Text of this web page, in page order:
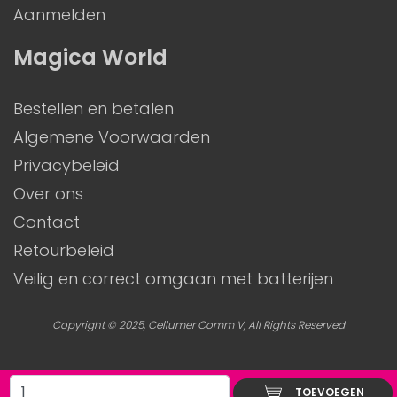
TOEVOEGEN
Magica World
Bestellen en betalen
Algemene Voorwaarden
Privacybeleid
Over ons
Contact
Retourbeleid
Veilig en correct omgaan met batterijen
Aanmelden
Copyright © 2025, Cellumer Comm V, All Rights Reserved